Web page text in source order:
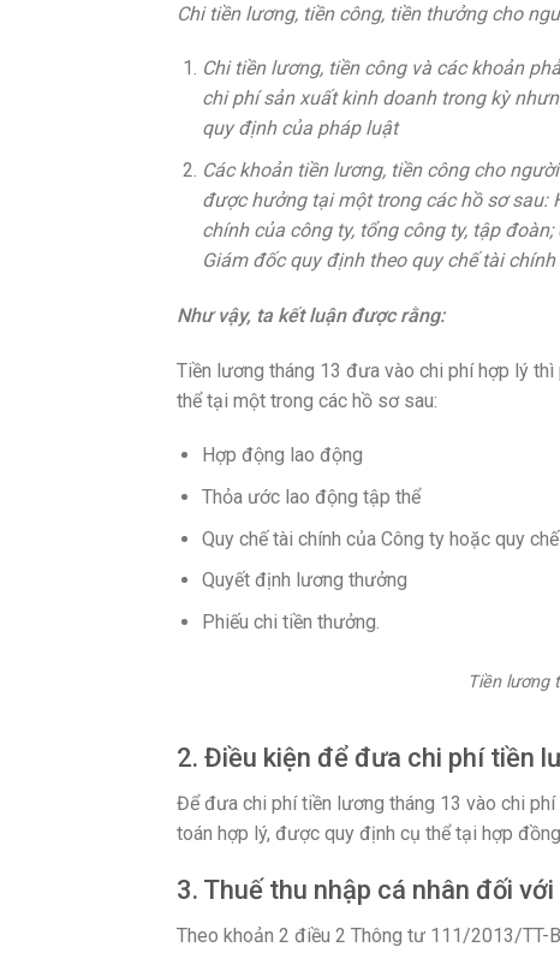
Chi tiền lương, tiền công, tiền thưởng cho
Chi tiền lương, tiền công và các khoản
chi phí sản xuất kinh doanh trong kỳ
quy định của pháp luật
Các khoản tiền lương, tiền công cho
được hưởng tại một trong các hồ sơ sau:
chính của công ty, tổng công ty, tập
Giám đốc quy định theo quy chế tài
Như vậy, ta kết luận được rằng:
Tiền lương tháng 13 đưa vào chi phí hợp lý
thể tại một trong các hồ sơ sau:
Hợp động lao động
Thỏa ước lao động tập thể
Quy chế tài chính của Công ty hoặc quy
Quyết định lương thưởng
Phiếu chi tiền thưởng.
Tiền lương
2. Điều kiện để đưa chi phí tiền
Để đưa chi phí tiền lương tháng 13 vào chi
toán hợp lý, được quy định cụ thể tại hợp
3. Thuế thu nhập cá nhân đối
Theo khoản 2 điều 2 Thông tư 111/2013/TT-